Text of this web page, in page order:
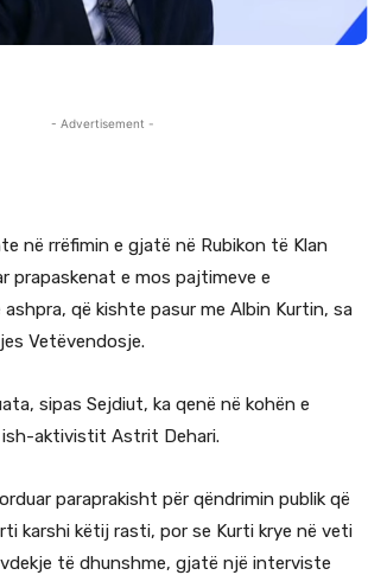
- Advertisement -
në rrëfimin e gjatë në Rubikon të Klan
prapaskenat e mos pajtimeve e
që kishte pasur me Albin Kurtin, sa
Vetëvendosje.
sipas Sejdiut, ka qenë në kohën e
aktivistit Astrit Dehari.
paraprakisht për qëndrimin publik që
karshi këtij rasti, por se Kurti krye në veti
të dhunshme, gjatë një interviste